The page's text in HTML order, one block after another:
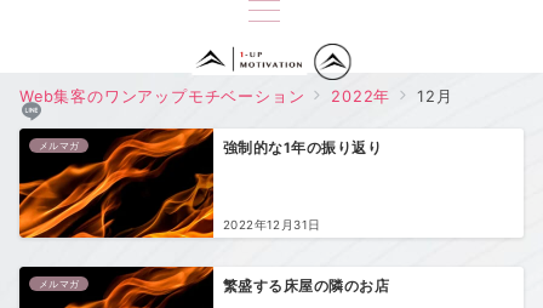
Web集客のワンアップモチベーション 2022年 12月
メルマガ 強制的な1年の振り返り
2022年12月31日
メルマガ 繁盛する床屋の隣のお店